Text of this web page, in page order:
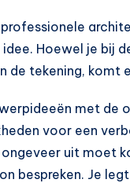
professionele
Hoewel je bij
de tekening, komt
met de
voor een
uit moet
bespreken. Je